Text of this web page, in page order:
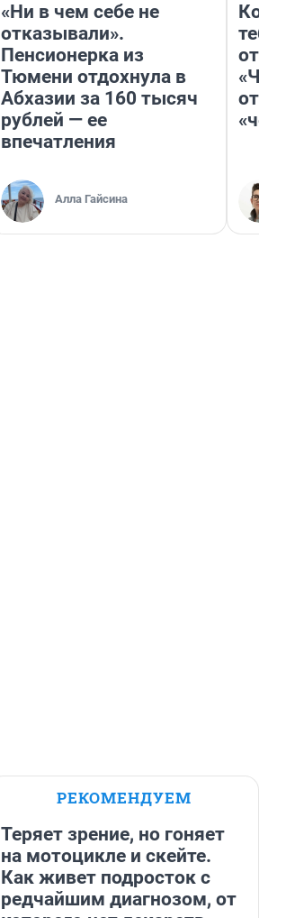
«Ни в чем себе не
отказывали».
Пенсионерка из
Тюмени отдохнула в
Абхазии за 160 тысяч
рублей — ее
впечатления
Алла Гайсина
тебя
РЕКОМЕНДУЕМ
Теряет зрение, но гоняет
на мотоцикле и скейте.
Как живет подросток с
редчайшим диагнозом, от